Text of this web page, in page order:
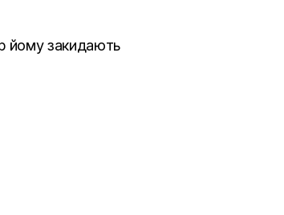
йому закидають